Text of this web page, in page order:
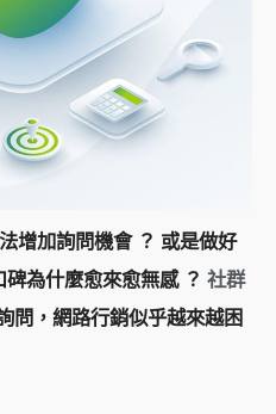
增加詢問機會 ？ 或是做好
為什麼愈來愈無感 ？ 社群
問，網路行銷似乎越來越困